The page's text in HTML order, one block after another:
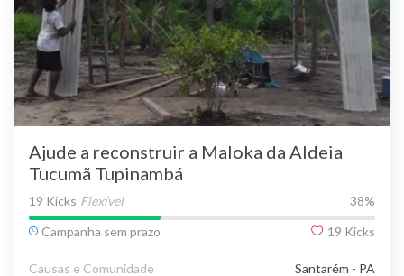
Ajude a reconstruir a Maloka da Aldeia
Tucumã Tupinambá
19 Kicks Flexível 38%
Campanha sem prazo
19 Kicks
Causas e Comunidade Santarém - PA